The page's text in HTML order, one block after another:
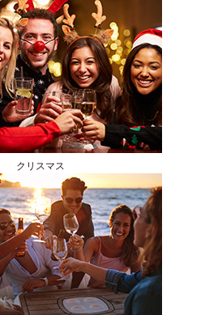
クリスマス